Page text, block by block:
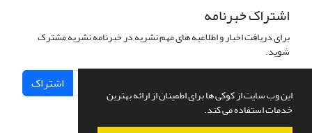
این وب سایت از کوکی ها برای اطمینان از ارائه بهترین
خدمات استفاده می کند.
اشتراک خبرنامه
برای دریافت اخبار و اطلاعیه های مهم نشریه در خبرنامه نشریه مشترک
شوید.
اشتراک